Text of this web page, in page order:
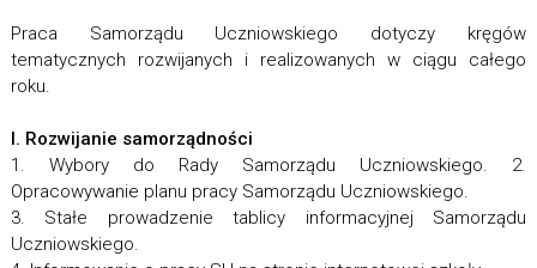
Praca Samorządu Uczniowskiego dotyczy kręgów
tematycznych rozwijanych i realizowanych w ciągu całego
roku.
I. Rozwijanie samorządności
1. Wybory do Rady Samorządu Uczniowskiego. 2.
Opracowywanie planu pracy Samorządu Uczniowskiego.
3. Stałe prowadzenie tablicy informacyjnej Samorządu
Uczniowskiego.